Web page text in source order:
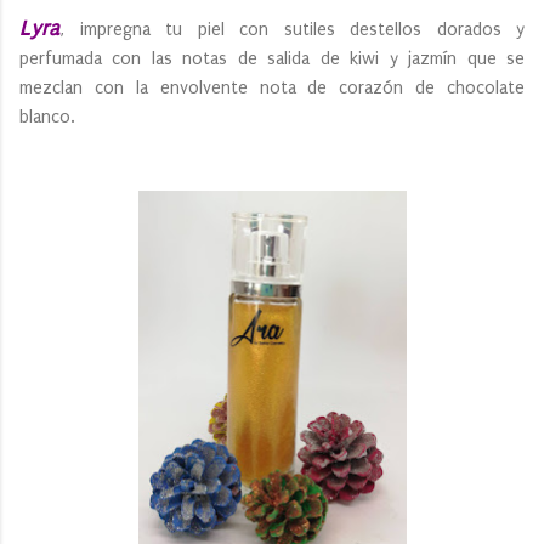
Lyra, impregna tu piel con sutiles destellos dorados y
perfumada con las notas de salida de kiwi y jazmín que se
mezclan con la envolvente nota de corazón de chocolate
blanco.